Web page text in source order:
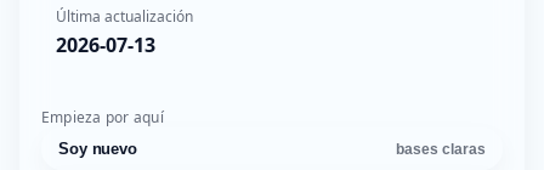
Última actualización
2026-07-13
Empieza por aquí
Soy nuevo bases claras